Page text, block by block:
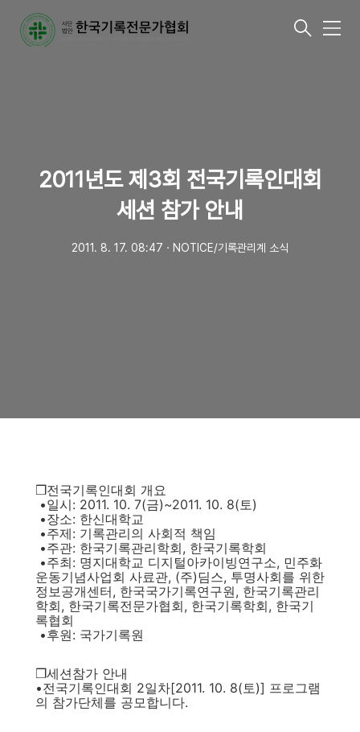
메
2011년도 제3회 전국기록인대회
세션 참가 안내
2011. 8. 17. 08:47 ㆍ NOTICE/기록관리계 소식
❒전국기록인대회 개요
•일시: 2011. 10. 7(금)~2011. 10. 8(토)
•장소: 한신대학교
•주제: 기록관리의 사회적 책임
•주관: 한국기록관리학회, 한국기록학회
•주최: 명지대학교 디지털아카이빙연구소, 민주화
운동기념사업회 사료관, (주)딤스, 투명사회를 위한
정보공개센터, 한국국가기록연구원, 한국기록관리
학회, 한국기록전문가협회, 한국기록학회, 한국기
록협회
•후원: 국가기록원
❒세션참가 안내
•전국기록인대회 2일차[2011. 10. 8(토)] 프로그램
의 참가단체를 공모합니다.